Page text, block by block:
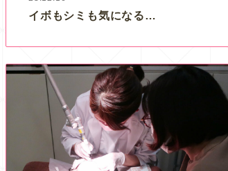
イボもシミも気になる…